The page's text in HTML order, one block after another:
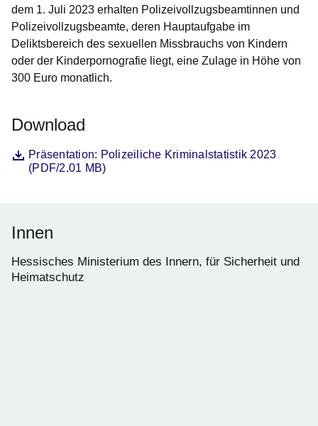
dem 1. Juli 2023 erhalten Polizeivollzugsbeamtinnen und
Polizeivollzugsbeamte, deren Hauptaufgabe im
Deliktsbereich des sexuellen Missbrauchs von Kindern
oder der Kinderpornografie liegt, eine Zulage in Höhe von
300 Euro monatlich.
Download
DateiPräsentation: Polizeiliche Kriminalstatistik 2023
(PDF/2.01 MB)
Öffnet sich in einem neuen Fenster
Innen
Hessisches Ministerium des Innern, für Sicherheit und
Heimatschutz